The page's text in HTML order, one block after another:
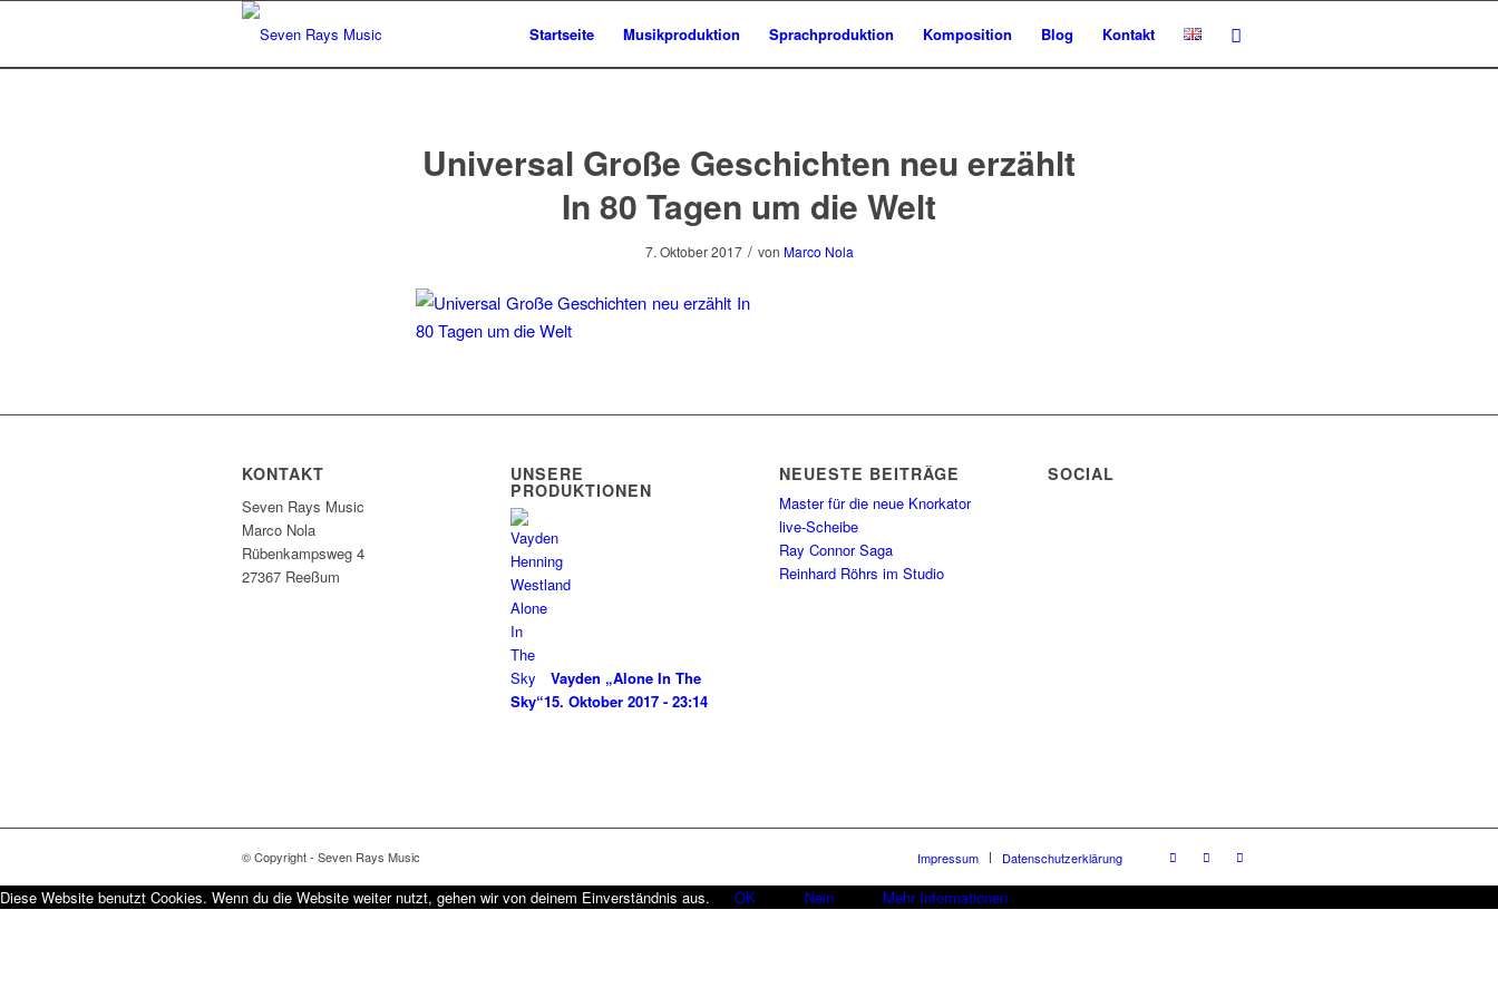
Startseite Musikproduktion Sprachproduktion Komposition Blog Kontakt
Universal Große Geschichten neu erzählt
In 80 Tagen um die Welt
7. Oktober 2017 / von Marco Nola
KONTAKT
Seven Rays Music
Marco Nola
Rübenkampsweg 4
27367 Reeßum
UNSERE
PRODUKTIONEN
Vayden „Alone In The
Sky“15. Oktober 2017 - 23:14
NEUESTE BEITRÄGE
Master für die neue Knorkator
live-Scheibe
Ray Connor Saga
Reinhard Röhrs im Studio
SOCIAL
© Copyright - Seven Rays Music Impressum Datenschutzerklärung
Diese Website benutzt Cookies. Wenn du die Website weiter nutzt, gehen wir von deinem Einverständnis aus. OK Nein Mehr Informationen